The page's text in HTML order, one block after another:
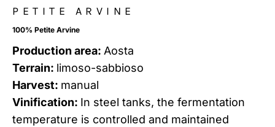
PETITE ARVINE
100% Petite Arvine
Production area: Aosta
Terrain: limoso-sabbioso
Harvest: manual
Vinification: In steel tanks, the fermentation
temperature is controlled and maintained